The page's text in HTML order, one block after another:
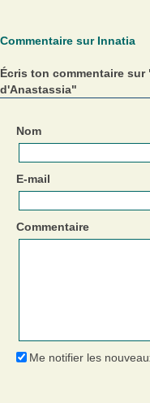
Commentaire sur Innatia
Écris ton commentaire
d'Anastassia"
Nom
E-mail
Commentaire
Me notifier les